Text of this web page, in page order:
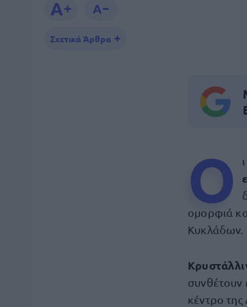
Σχετικά Άρθρα
Ο ι
ομορφιά
Κυκλάδων.
συνθέτουν
κέντρο της